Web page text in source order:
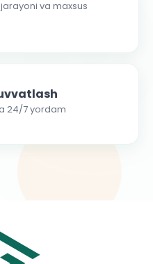
va maxsus
24/7 yordam